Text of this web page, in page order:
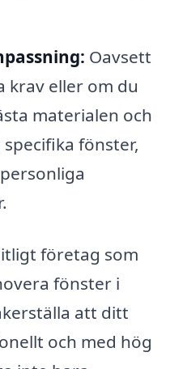
Oavsett
krav eller om du
materialen och
fönster,
företag som
fönster i
att ditt
och med hög